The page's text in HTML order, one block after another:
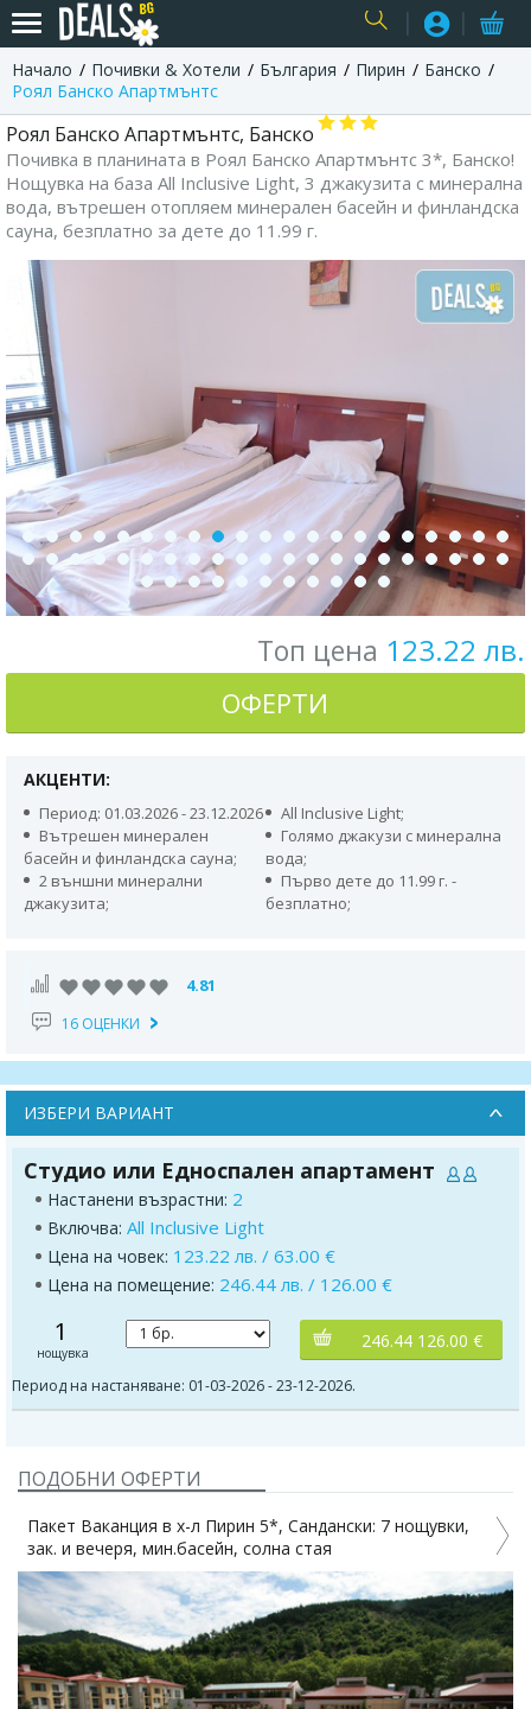
USER
Начало Почивки & Хотели България Пирин
Банско
Роял Банско Апартмънтс
Роял Банско Апартмънтс, Банско
Почивка в планината в Роял Банско Апартмънтс 3*, Банско!
Нощувка на база All Inclusive Light, 3 джакузита с минерална
вода, вътрешен отопляем минерален басейн и финландска
сауна, безплатно за дете до 11.99 г.
Топ цена 123.22 лв.
ОФЕРТИ
АКЦЕНТИ:
Период: 01.03.2026 - 23.12.2026
All Inclusive Light;
Вътрешен минерален
басейн и финландска сауна;
Голямо джакузи с минерална
вода;
2 външни минерални
джакузита;
Първо дете до 11.99 г. -
безплатно;
4.81
16 ОЦЕНКИ
ИЗБЕРИ ВАРИАНТ
Студио или Едноспален апартамент
Настанени възрастни: 2
Включва: All Inclusive Light
Цена на човек: 123.22 лв. / 63.00 €
Цена на помещение: 246.44 лв. / 126.00 €
1
нощувка
246.44 126.00 €
Период на настаняване: 01-03-2026 - 23-12-2026.
ПОДОБНИ ОФЕРТИ
Пакет Ваканция в х-л Пирин 5*, Сандански: 7 нощувки,
зак. и вечеря, мин.басейн, солна стая